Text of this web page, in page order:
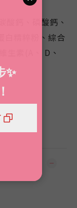
酸鈣、磷酸鈣、
白精粹粉、綜合
生素(A、 D、